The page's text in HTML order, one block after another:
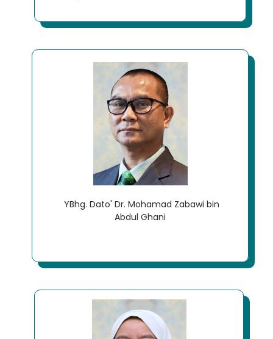
YBhg. Dato' Dr. Mohamad Zabawi bin
Abdul Ghani